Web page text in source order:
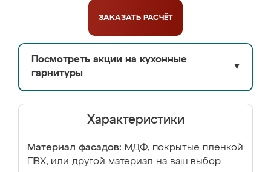
ЗАКАЗАТЬ РАСЧЁТ
Посмотреть акции на кухонные
гарнитуры
▼
Характеристики
Материал фасадов: МДФ, покрытые плёнкой
ПВХ, или другой материал на ваш выбор